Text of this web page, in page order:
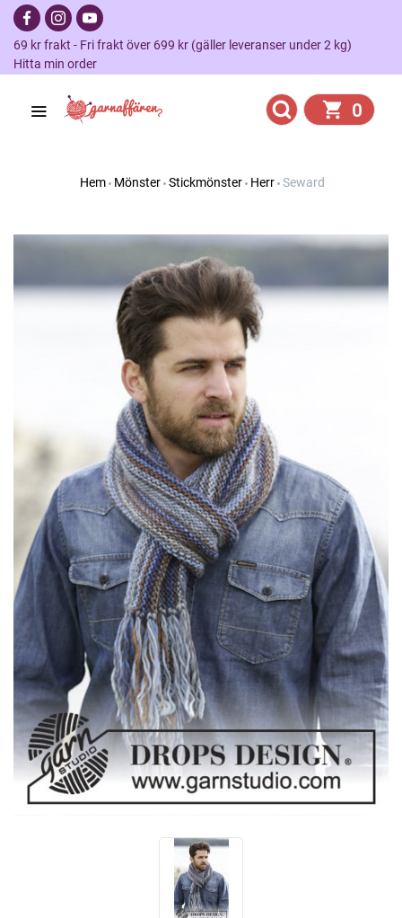
69 kr frakt - Fri frakt över 699 kr (gäller leveranser under 2 kg)
Hitta min order
0
Hem Mönster Stickmönster Herr Seward